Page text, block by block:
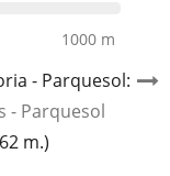
1000 m
- Parquesol:
- Parquesol
m.)